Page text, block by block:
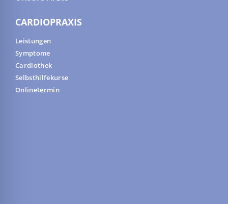
CARDIOPRAXIS
Leistungen
Symptome
Cardiothek
Selbsthilfekurse
Onlinetermin